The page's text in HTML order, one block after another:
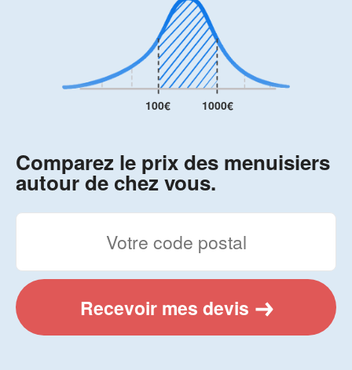
100€ 1000€
Comparez le prix des menuisiers
autour de chez vous.
Recevoir mes devis